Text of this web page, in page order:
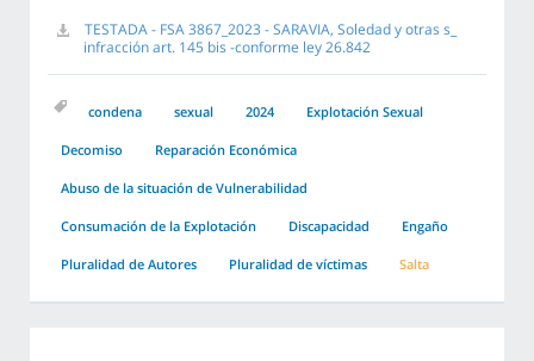
TESTADA - FSA 3867_2023 - SARAVIA, Soledad y otras s_
infracción art. 145 bis -conforme ley 26.842
condena sexual 2024 Explotación Sexual
Decomiso Reparación Económica
Abuso de la situación de Vulnerabilidad
Consumación de la Explotación Discapacidad Engaño
Pluralidad de Autores Pluralidad de víctimas Salta